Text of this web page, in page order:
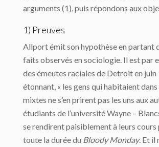
arguments (1), puis répondons aux
1) Preuves
Allport émit son hypothèse en partant
faits observés en sociologie. Il est par
des émeutes raciales de Detroit en
étonnant, « les gens qui habitaient
mixtes ne s’en prirent pas les uns aux
étudiants de l’université Wayne –
se rendirent paisiblement à leurs cours
toute la durée du Bloody Monday. Et il